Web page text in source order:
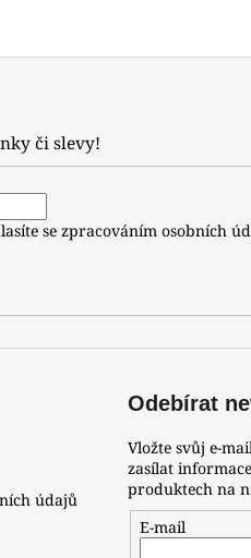
či slevy!
se zpracováním osobních
údajů
Odebírat
Vložte svůj e-
zasílat
produktech na
E-mail